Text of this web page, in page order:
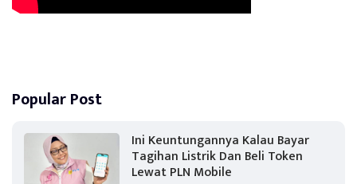
Popular Post
Ini Keuntungannya Kalau Bayar
Tagihan Listrik Dan Beli Token
Lewat PLN Mobile